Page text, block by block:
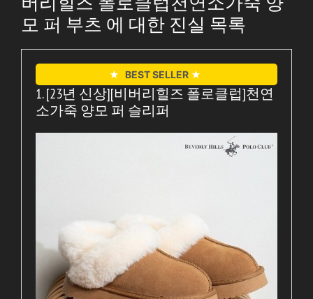
모 퍼 부츠 에 대한 진실 목록
★ BEST SELLER ★
1. [23년 신상][비버리힐즈 폴로클럽]천연
소가죽 양모 퍼 슬리퍼